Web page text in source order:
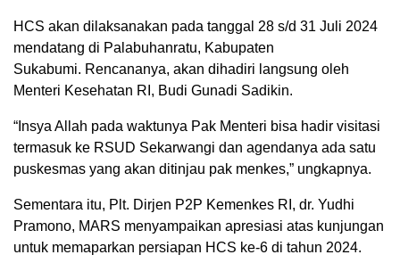
HCS akan dilaksanakan pada tanggal 28 s/d 31 Juli 2024
mendatang di Palabuhanratu, Kabupaten
Sukabumi. Rencananya, akan dihadiri langsung oleh
Menteri Kesehatan RI, Budi Gunadi Sadikin.
“Insya Allah pada waktunya Pak Menteri bisa hadir visitasi
termasuk ke RSUD Sekarwangi dan agendanya ada satu
puskesmas yang akan ditinjau pak menkes,” ungkapnya.
Sementara itu, Plt. Dirjen P2P Kemenkes RI, dr. Yudhi
Pramono, MARS menyampaikan apresiasi atas kunjungan
untuk memaparkan persiapan HCS ke-6 di tahun 2024.